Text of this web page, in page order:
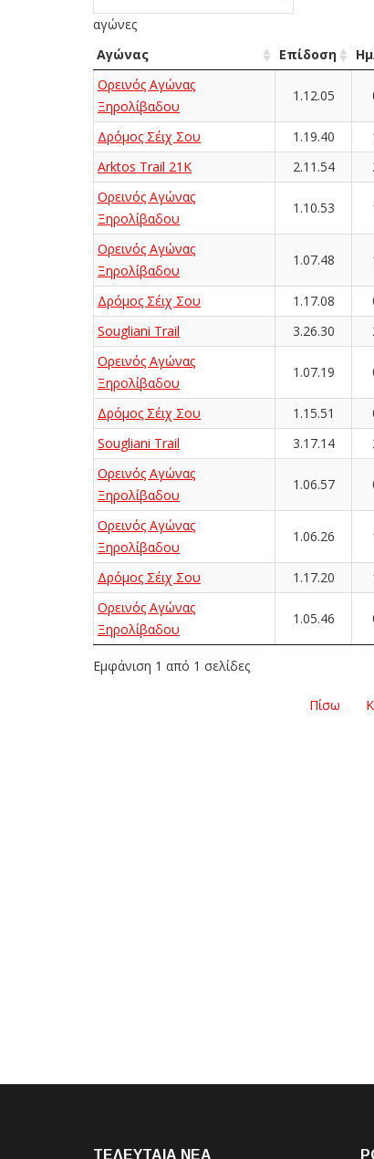
αγώνες
Αγώνας Επίδοση
Ορεινός Αγώνας
Ξηρολίβαδου
1.12.05
Δρόμος Σέιχ Σου 1.19.40
Arktos Trail 21K
2.11.54
Ορεινός Αγώνας
Ξηρολίβαδου
1.10.53
Ορεινός Αγώνας
Ξηρολίβαδου
1.07.48
Δρόμος Σέιχ Σου 1.17.08
Sougliani Trail
3.26.30
Ορεινός Αγώνας
Ξηρολίβαδου
1.07.19
Δρόμος Σέιχ Σου 1.15.51
Sougliani Trail
3.17.14
Ορεινός Αγώνας
Ξηρολίβαδου
1.06.57
Ορεινός Αγώνας
Ξηρολίβαδου
1.06.26
Δρόμος Σέιχ Σου 1.17.20
Ορεινός Αγώνας
Ξηρολίβαδου
1.05.46
Εμφάνιση 1 από 1 σελίδες
Πίσω
ΤΕΛΕΥΤΑΙΑ NEA